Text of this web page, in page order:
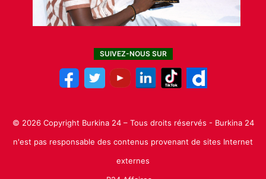
SUIVEZ-NOUS SUR
© 2026 Copyright Burkina 24 – Tous droits réservés - Burkina 24
n'est pas responsable des contenus provenant de sites Internet
externes